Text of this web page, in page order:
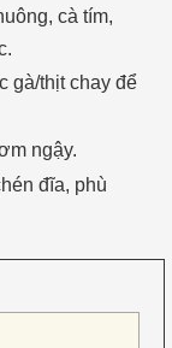
cà tím,
gà/thịt chay để
ngậy.
đĩa, phù